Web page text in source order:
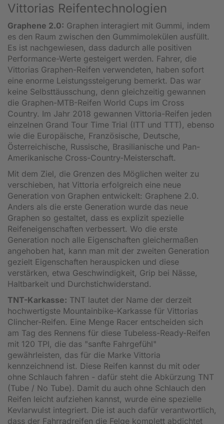
Vittorias Reifentechnologien
Graphene 2.0: Graphen interagiert mit Gummi, indem
es den Raum zwischen den Gummimolekülen ausfüllt.
Es ist nachgewiesen, dass dadurch alle positiven
Performance-Werte gesteigert werden. Fahrer, die
Vittorias Graphen-Reifen verwendeten, haben sofort
eine enorme Leistungssteigerung bemerkt. Das war
keine Selbsttäusschung, denn gleichzeitig gewannen
die Graphen-MTB-Reifen World Cups im Cross
Country. Im Jahr 2018 gewannen Vittoria-Reifen jeden
einzelnen Grand Tour Time Trial (ITT und TTT), ebenso
wie die Europäische, Französische, Deutsche,
Österreichische, Russische, Brasilianische und Pan-
Amerikanische Cross-Country-Meisterschaft.
Mit dem Ziel, die Grenzen des Möglichen weiter zu
verschieben, hat Vittoria erfolgreich eine neue
Generation von Graphen entwickelt: Graphene 2.0.
Anders als die erste Generation wurde das neue
Graphen so gestaltet, dass es explizit spezielle
Reifeneigenschaften verbessert. Wo die erste
Generation noch alle Eigenschaften gleichermaßen
angehoben hat, kann man mit der zweiten Generation
gezielt Eigenschaften herauspicken und diese
verstärken, etwa Geschwindigkeit, Grip bei Nässe,
Haltbarkeit und Durchstichwiderstand.
TNT-Karkasse: TNT lautet der Name der derzeit
hochwertigste Mountainbike-Karkasse für Vittorias
Clincher-Reifen. Eine Menge Racer entscheiden sich
am Tag des Rennens für diese Tubeless-Ready-Reifen
mit 120 TPI, die das "sanfte Fahrgefühl"
gewährleisten, das für die Marke Vittoria
kennzeichnend ist. Diese Reifen kannst du mit oder
ohne Schlauch fahren - dafür steht die Abkürzung TNT
(Tube / No Tube). Damit du auch ohne Schlauch den
Reifen leicht aufziehen kannst, wurde eine spezielle
Kevlarwulst integriert. Die ist auch dafür verantwortlich,
dass der Fahrradreifen die Felge komplett abdichtet